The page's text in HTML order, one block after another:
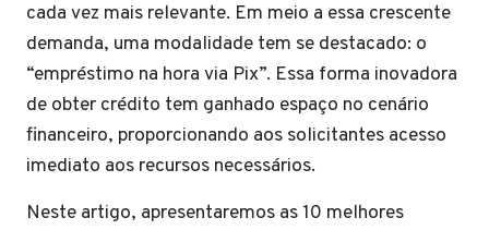
cada vez mais relevante. Em meio a essa crescente
demanda, uma modalidade tem se destacado: o
“empréstimo na hora via Pix”. Essa forma inovadora
de obter crédito tem ganhado espaço no cenário
financeiro, proporcionando aos solicitantes acesso
imediato aos recursos necessários.
Neste artigo, apresentaremos as 10 melhores